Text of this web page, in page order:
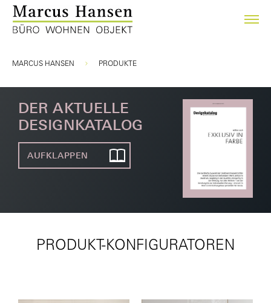
Sie sind hier:
MARCUS HANSEN PRODUKTE
DER AKTUELLE
DESIGNKATALOG
AUFKLAPPEN
PRODUKT-KONFIGURATOREN